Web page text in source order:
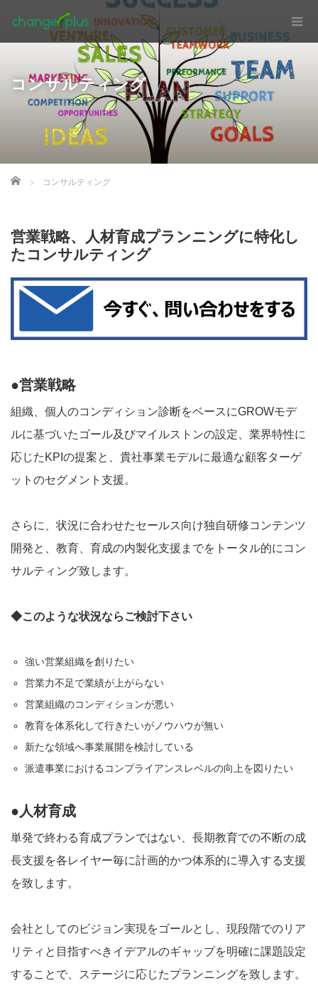
コンサルティング
Home コンサルティング
営業戦略、人材育成プランニングに特化し
たコンサルティング
●営業戦略
組織、個人のコンディション診断をベースにGROWモデ
ルに基づいたゴール及びマイルストンの設定、業界特性に
応じたKPIの提案と、貴社事業モデルに最適な顧客ターゲ
ットのセグメント支援。
さらに、状況に合わせたセールス向け独自研修コンテンツ
開発と、教育、育成の内製化支援までをトータル的にコン
サルティング致します。
◆このような状況ならご検討下さい
強い営業組織を創りたい
営業力不足で業績が上がらない
営業組織のコンディションが悪い
教育を体系化して行きたいがノウハウが無い
新たな領域へ事業展開を検討している
派遣事業におけるコンプライアンスレベルの向上を図りたい
●人材育成
単発で終わる育成プランではない、長期教育での不断の成
長支援を各レイヤー毎に計画的かつ体系的に導入する支援
を致します。
会社としてのビジョン実現をゴールとし、現段階でのリア
リティと目指すべきイデアルのギャップを明確に課題設定
することで、ステージに応じたプランニングを致します。